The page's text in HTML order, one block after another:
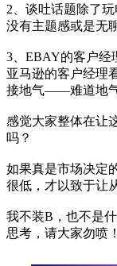
2、谈吐话题除了
没有主题感或是无
3、EBAY的客户经
亚马逊的客户经理
接地气——难道地
感觉大家整体在让
吗？
如果真是市场决定
很低，才以致于让
我不装B，也不是
思考，请大家勿喷！